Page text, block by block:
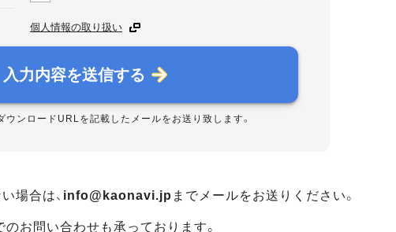
個人情報の取り扱い
入力内容を送信する
ウンロードURLを記載したメールをお送り致します。
場合は、 info@kaonavi.jp までメールをお送りください。
のお問い合わせも承っております。